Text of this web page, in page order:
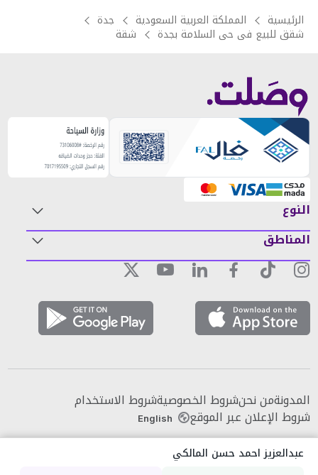
الرئيسية المملكة العربية السعودية جدة
شقق للبيع فى حى السلامة بجدة شقة
النوع
المناطق
المدونةمن نحنشروط الخصوصيةشروط الاستخدام
شروط الإعلان عبر الموقع English
عبدالعزيز احمد حسن المالكي